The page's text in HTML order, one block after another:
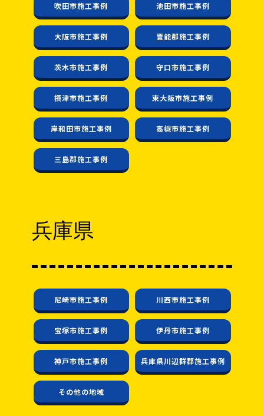
吹田市施工事例 池田市施工事例
大阪市施工事例 豊能郡施工事例
茨木市施工事例 守口市施工事例
摂津市施工事例 東大阪市施工事例
岸和田市施工事例 高槻市施工事例
三島郡施工事例
兵庫県
尼崎市施工事例 川西市施工事例
宝塚市施工事例 伊丹市施工事例
神戸市施工事例 兵庫県川辺群郡施工事例
その他の地域